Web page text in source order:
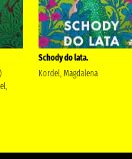
Schody do lata.
Kordel, Magdalena